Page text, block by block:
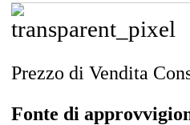
Prezzo di Vendita
Fonte di